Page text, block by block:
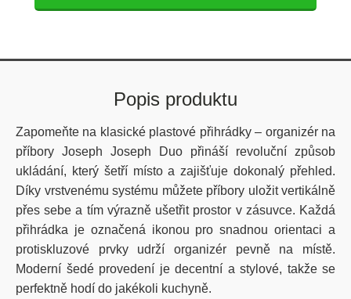
Popis produktu
Zapomeňte na klasické plastové přihrádky – organizér na
příbory Joseph Joseph Duo přináší revoluční způsob
ukládání, který šetří místo a zajišťuje dokonalý přehled.
Díky vrstvenému systému můžete příbory uložit vertikálně
přes sebe a tím výrazně ušetřit prostor v zásuvce. Každá
přihrádka je označená ikonou pro snadnou orientaci a
protiskluzové prvky udrží organizér pevně na místě.
Moderní šedé provedení je decentní a stylové, takže se
perfektně hodí do jakékoli kuchyně.